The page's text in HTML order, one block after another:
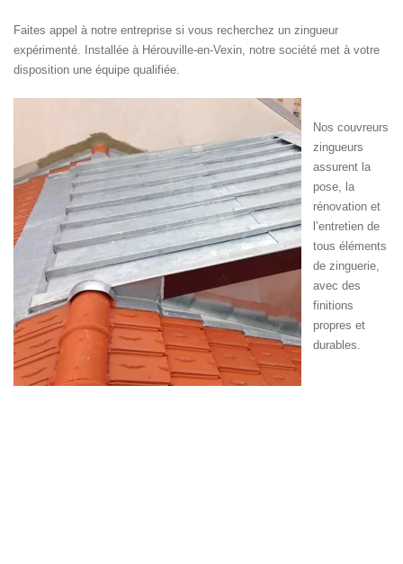
Faites appel à notre entreprise si vous recherchez un zingueur
expérimenté. Installée à Hérouville-en-Vexin, notre société met à votre
disposition une équipe qualifiée.
Nos couvreurs
zingueurs
assurent la
pose, la
rénovation et
l’entretien de
tous éléments
de zinguerie,
avec des
finitions
propres et
durables.